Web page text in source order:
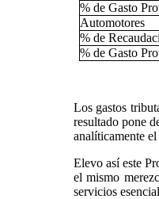
% de Gasto
Automotores
% de
% de Gasto
Los gastos
resultado pone
analíticamente
Elevo así este
el mismo
servicios